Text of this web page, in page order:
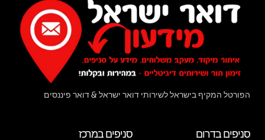
הפורטל המקיף בישראל לשירותי דואר ישראל & דואר פיננסים
סניפים בדרום סניפים במרכז